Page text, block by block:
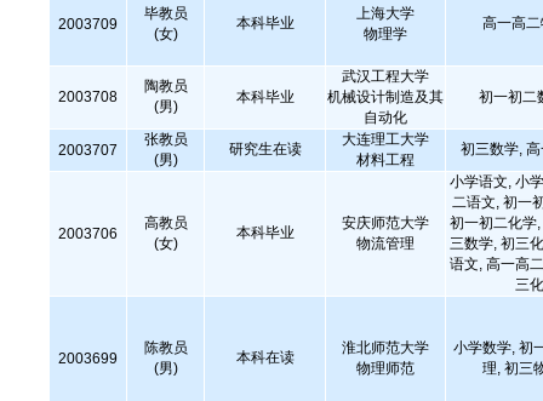
2003709
毕教员
(女)
本科毕业
上海大学
物理学
高一高
2003708
陶教员
(男)
本科毕业
武汉工程大学
机械设计制造及其
自动化
初一初二
2003707
张教员
(男)
研究生在读
大连理工大学
材料工程
初三数学,
2003706
高教员
(女)
本科毕业
安庆师范大学
物流管理
小学语文, 小
二语文, 初一
初一初二化学
三数学, 初三
语文, 高一高
三
2003699
陈教员
(男)
本科在读
淮北师范大学
物理师范
小学数学, 初
理, 初三